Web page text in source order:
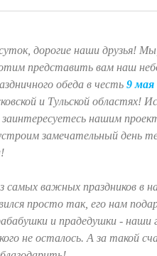
дорогие наши друзья!
представить вам наш
обеда в честь9 мая
и Тульской областях!
нашим
замечательный день
самых важных праздников в
просто так, его нам
и прадедушки - наши
не осталось. А за такой